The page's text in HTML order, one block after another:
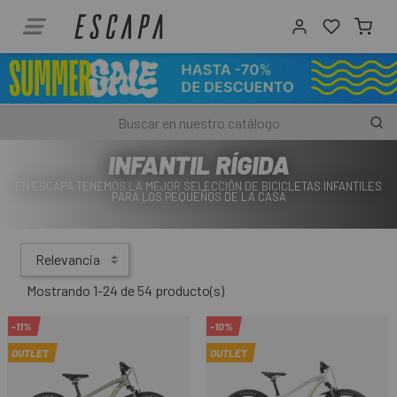
INFANTIL RÍGIDA
EN ESCAPA TENEMOS LA MEJOR SELECCIÓN DE BICICLETAS INFANTILES
PARA LOS PEQUEÑOS DE LA CASA
Relevancia
Mostrando 1-24 de 54 producto(s)
-11%
OUTLET
-10%
OUTLET